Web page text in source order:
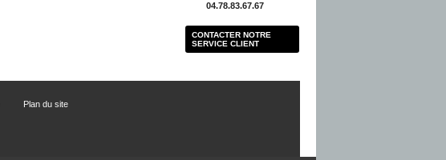
04.78.83.67.67
CONTACTER NOTRE
SERVICE CLIENT
Plan du site